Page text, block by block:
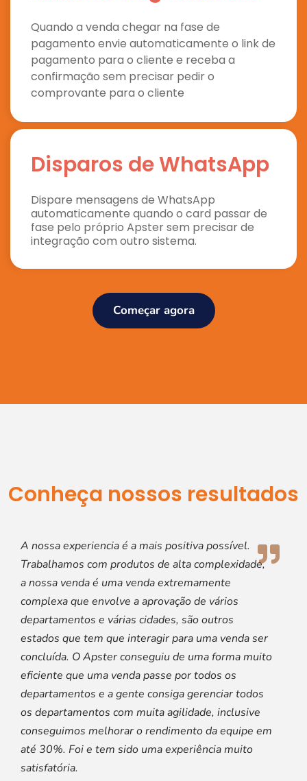
Quando a venda chegar na fase de
pagamento envie automaticamente o link de
pagamento para o cliente e receba a
confirmação sem precisar pedir o
comprovante para o cliente
Disparos de WhatsApp
Dispare mensagens de WhatsApp
automaticamente quando o card passar de
fase pelo próprio Apster sem precisar de
integração com outro sistema.
Começar agora
Conheça nossos resultados
A nossa experiencia é a mais positiva possível.
Trabalhamos com produtos de alta complexidade,
a nossa venda é uma venda extremamente
complexa que envolve a aprovação de vários
departamentos e várias cidades, são outros
estados que tem que interagir para uma venda ser
concluída. O Apster conseguiu de uma forma muito
eficiente que uma venda passe por todos os
departamentos e a gente consiga gerenciar todos
os departamentos com muita agilidade, inclusive
conseguimos melhorar o rendimento da equipe em
até 30%. Foi e tem sido uma experiência muito
satisfatória.